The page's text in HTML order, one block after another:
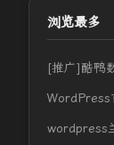
浏览最多
[推广]酷鸭
WordPress
wordpress